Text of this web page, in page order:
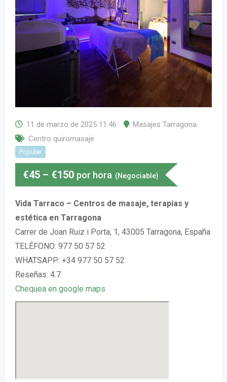
11 de marzo de 2025 11:46
Masajes Tarragona
Centro quiromasaje
Popular
€45 – €150 por hora (Negociable)
Vida Tarraco – Centros de masaje, terapias y
estética en Tarragona
Carrer de Joan Ruiz i Porta, 1, 43005 Tarragona, España
TELÉFONO: 977 50 57 52
WHATSAPP: +34 977 50 57 52
Reseñas: 4.7
Chequea en google maps